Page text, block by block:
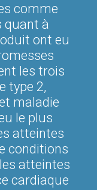
comme
quant à
ont eu
les trois
type 2,
maladie
le plus
atteintes
conditions
atteintes
cardiaque